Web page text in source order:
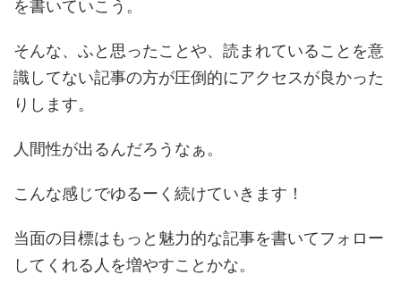
を書いていこう。
そんな、ふと思ったことや、読まれていることを意
識してない記事の方が圧倒的にアクセスが良かった
りします。
人間性が出るんだろうなぁ。
こんな感じでゆるーく続けていきます！
当面の目標はもっと魅力的な記事を書いてフォロー
してくれる人を増やすことかな。